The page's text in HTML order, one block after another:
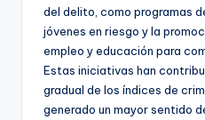
del delito, como programas
jóvenes en riesgo y la
empleo y educación para
Estas iniciativas han
gradual de los índices de
generado un mayor sentido